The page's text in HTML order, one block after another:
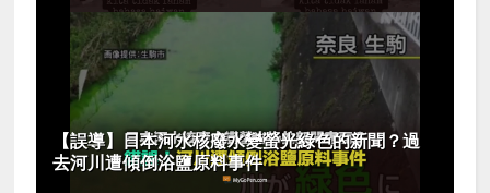
【誤導】日本河水核廢水變螢光綠色的新聞？過
去河川遭傾倒浴鹽原料事件